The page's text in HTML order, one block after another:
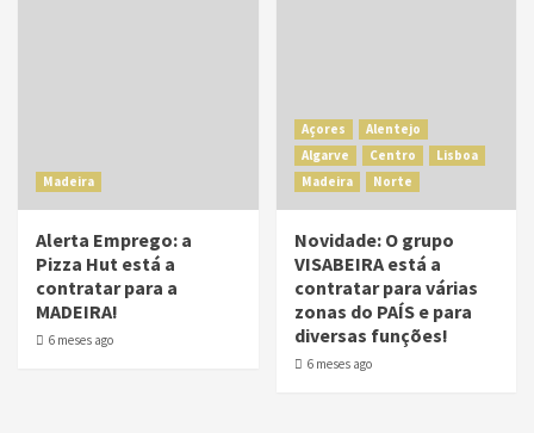
Madeira
Alerta Emprego: a
Pizza Hut está a
contratar para a
MADEIRA!
6 meses ago
Açores
Alentejo
Algarve
Centro
Lisboa
Madeira
Norte
Novidade: O grupo
VISABEIRA está a
contratar para várias
zonas do PAÍS e para
diversas funções!
6 meses ago